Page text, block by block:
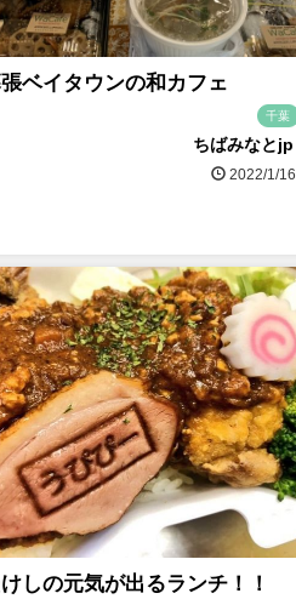
ベイタウンの和カフェ
千葉
ちばみなとjp
2022/1/16
しの元気が出るランチ！！